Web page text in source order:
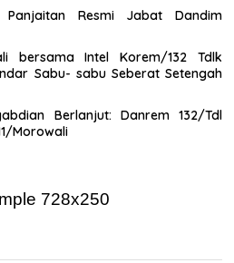
Resmi Jabat Dandim
bersama Intel Korem/132 Tdlk
Sabu- sabu Seberat Setengah
Berlanjut: Danrem 132/Tdl
Morowali